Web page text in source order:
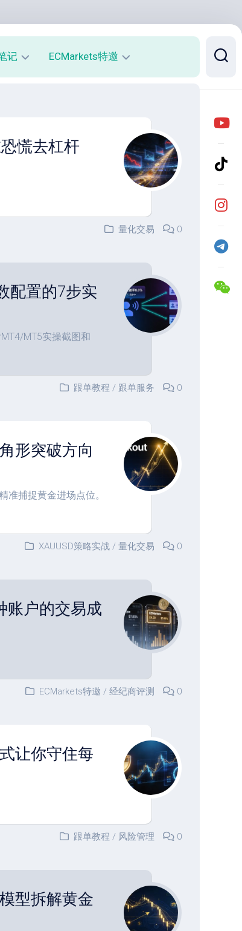
记 ECMarkets特邀
与
作
福
利
见
问
联
慌去杠杆
量化交易
0
配置的7步实
MT5实操截图和
跟单教程 / 跟单服务 0
形突破方向
准捕捉黄金进场点位。
XAUUSD策略实战 / 量化交易 0
账户的交易成
ECMarkets特邀 / 经纪商评测 0
让你守住每
跟单教程 / 风险管理 0
型拆解黄金